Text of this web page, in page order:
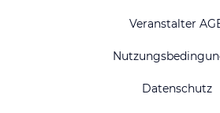
Veranstalter
Datenschutz